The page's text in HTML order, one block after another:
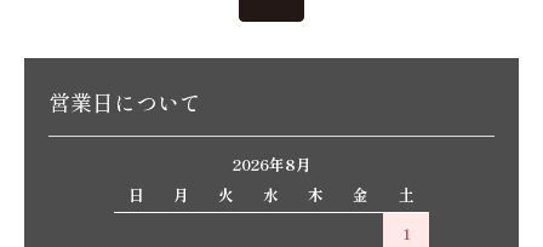
営業日について
2026年8月
日
月 火 水 木 金
土
1